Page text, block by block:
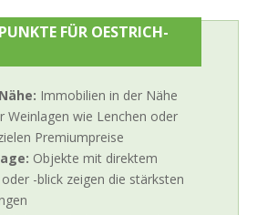
FÜR OESTRICH-
Immobilien in der Nähe
Weinlagen wie Lenchen oder
Premiumpreise
Objekte mit direktem
-blick zeigen die stärksten